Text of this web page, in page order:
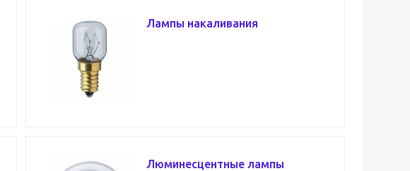
Лампы накаливания
Люминесцентные лампы